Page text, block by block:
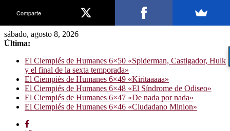
sábado, agosto 8, 2026
Última:
El Ciempiés de Humanes 6×50 «Spiderman, Castigador, Hulk
y el final de la sexta temporada»
El Ciempiés de Humanes 6×49 «Kiritaaaaa»
El Ciempiés de Humanes 6×48 «El Síndrome de Odiseo»
El Ciempiés de Humanes 6×47 «De nada por nada»
El Ciempiés de Humanes 6×46 «Ciudadano Minion»
Comparte